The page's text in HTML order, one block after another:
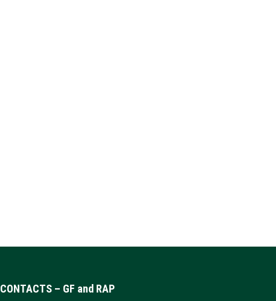
CONTACTS – GF and RAP